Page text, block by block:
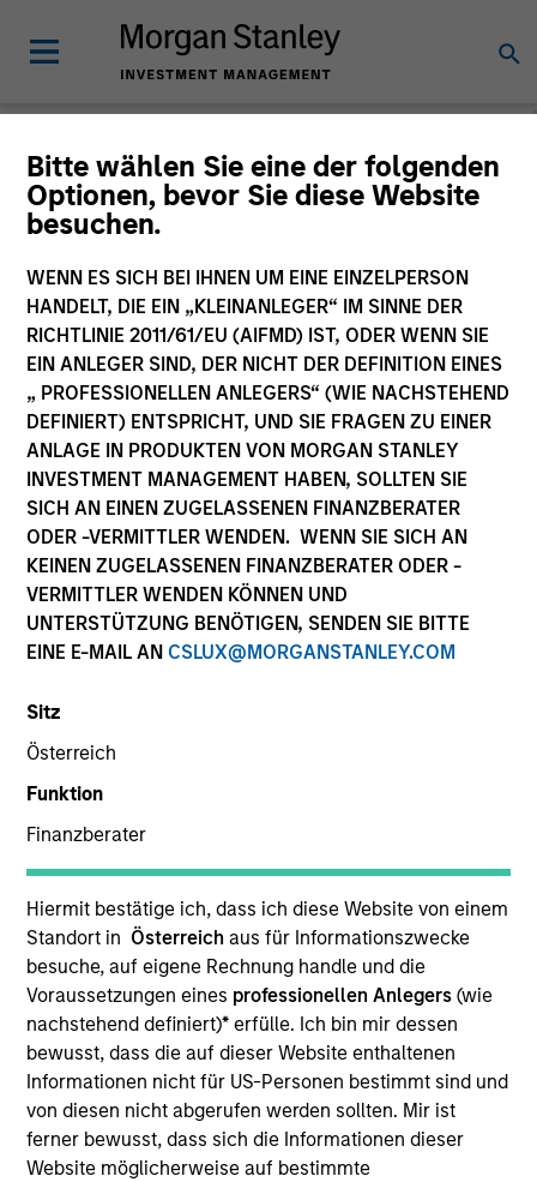
Bitte wählen Sie eine der folgenden
Optionen, bevor Sie diese Website
besuchen.
WENN ES SICH BEI IHNEN UM EINE EINZELPERSON
HANDELT, DIE EIN „KLEINANLEGER“ IM SINNE DER
RICHTLINIE 2011/61/EU (AIFMD) IST, ODER WENN SIE
EIN ANLEGER SIND, DER NICHT DER DEFINITION EINES
„ PROFESSIONELLEN ANLEGERS“ (WIE NACHSTEHEND
DEFINIERT) ENTSPRICHT, UND SIE FRAGEN ZU EINER
ANLAGE IN PRODUKTEN VON MORGAN STANLEY
INVESTMENT MANAGEMENT HABEN, SOLLTEN SIE
SICH AN EINEN ZUGELASSENEN FINANZBERATER
ODER -VERMITTLER WENDEN. WENN SIE SICH AN
KEINEN ZUGELASSENEN FINANZBERATER ODER -
VERMITTLER WENDEN KÖNNEN UND
UNTERSTÜTZUNG BENÖTIGEN, SENDEN SIE BITTE
EINE E-MAIL AN CSLUX@MORGANSTANLEY.COM
Sitz
Österreich
Funktion
Finanzberater
Hiermit bestätige ich, dass ich diese Website von einem
Standort in Österreich aus für Informationszwecke
besuche, auf eigene Rechnung handle und die
Voraussetzungen eines professionellen Anlegers(wie
nachstehend definiert)* erfülle. Ich bin mir dessen
bewusst, dass die auf dieser Website enthaltenen
Informationen nicht für US-Personen bestimmt sind und
von diesen nicht abgerufen werden sollten. Mir ist
ferner bewusst, dass sich die Informationen dieser
Website möglicherweise auf bestimmte
Morgan Stanley
Investment Funds
Änderung des Fondsvehikels
Dieses Dokument ist ein Marketingdokument.
Die Wertentwicklung in der Vergangenheit ist kein
verlässlicher Indikator für die künftige Wertentwicklung.
Die Rendite kann infolge von Währungsschwankungen
steigen oder sinken. Alle Performanceangaben werden auf
Basis der Nettoinventarwerte (NIW) berechnet. Alle
Stanley Investment Management.
Klicken Sie auf den Fondsnamen, um Informationen über
die Renditen des Kalenderjahres zu erhalten.
*Basiswährung des Fonds
Dieses Material enthält Informationen über die Teilfonds
von Morgan Stanley Investment Funds, einer in Luxemburg
ansässigen SICAV (Société d’Investissement à Capital
Variable). (die „Gesellschaft“), die im Großherzogtum
Luxemburg als Organismus für gemeinsame Anlagen
gemäß Teil 1 des Gesetzes vom 17. Dezember 2010 in
seiner geänderten Fassung registriert ist. Die Gesellschaft
ist ein Organismus für gemeinsame Anlagen in
Wertpapieren („OGAW“).